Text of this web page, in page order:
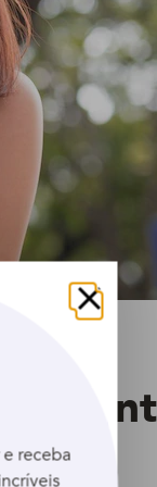
dia
Fechar
receba